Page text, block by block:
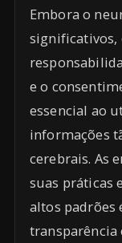
Embora o
significativos,
e o
essencial ao
informações
cerebrais. As
suas práticas
altos padrões
transparência